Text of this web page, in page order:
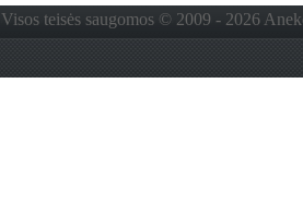
Visos teisės saugomos © 2009 - 2026